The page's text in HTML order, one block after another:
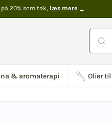
20% som tak, læs mere
& aromaterapi Olier